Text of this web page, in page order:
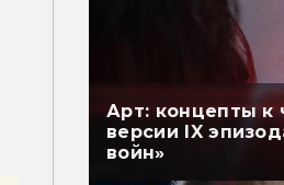
Арт: концепты к
версии IX
войн»